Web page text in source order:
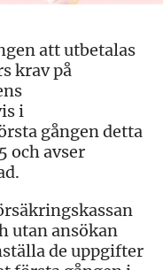
att utbetalas
krav på
i
gången detta
och avser
utan ansökan
de uppgifter